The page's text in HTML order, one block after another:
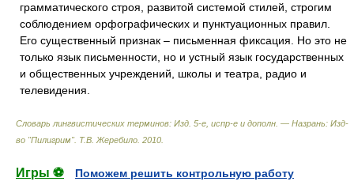
грамматического строя, развитой системой стилей, строгим
соблюдением орфографических и пунктуационных правил.
Его существенный признак – письменная фиксация. Но это не
только язык письменности, но и устный язык государственных
и общественных учреждений, школы и театра, радио и
телевидения.
Словарь лингвистических терминов: Изд. 5-е, испр-е и дополн. — Назрань: Изд-
во "Пилигрим". Т.В. Жеребило 2010
Игры ⚽
Поможем решить контрольную работу